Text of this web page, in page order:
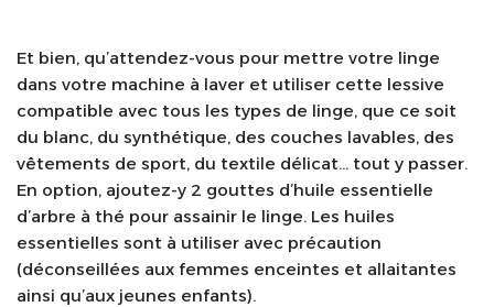
Et bien, qu’attendez-vous pour mettre votre linge
dans votre machine à laver et utiliser cette lessive
compatible avec tous les types de linge, que ce soit
du blanc, du synthétique, des couches lavables, des
vêtements de sport, du textile délicat… tout y passer.
En option, ajoutez-y 2 gouttes d’huile essentielle
d’arbre à thé pour assainir le linge. Les huiles
essentielles sont à utiliser avec précaution
(déconseillées aux femmes enceintes et allaitantes
ainsi qu’aux jeunes enfants).